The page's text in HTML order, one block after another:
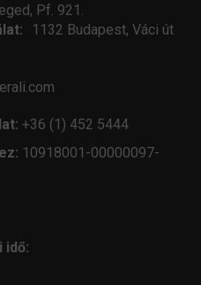
Pf. 921.
1132 Budapest, Váci út
+36 (1) 452 5444
10918001-00000097-
idő: